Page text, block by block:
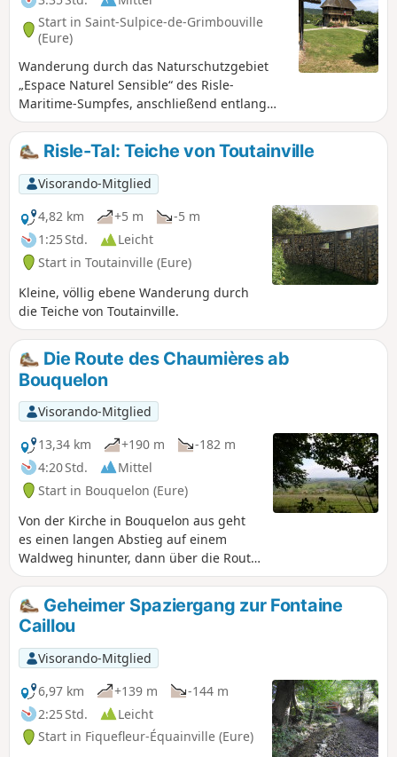
Start in Saint-Sulpice-de-Grimbouville
(Eure)
Wanderung durch das Naturschutzgebiet
„Espace Naturel Sensible“ des Risle-
Maritime-Sumpfes, anschließend entlang
der Risle und der Teiche von Pont-Audemer,
um schließlich im Bois d’Aubigny, wo sich
majestätische Buchen verbergen, ein wenig
Höhenunterschied zu überwinden.
Vogelbeobachter können hier eine Vielzahl
von Vögeln beobachten und vor allem hören,
vom kleinen Sperlingsvogel bis zum
majestätischen Storch. Die Aubrac-Rinder
mit ihren überdimensionalen Hörnern
weiden das ganze Jahr über friedlich im
Sumpfgebiet; man kann sie aus der Ferne
erspähen. Vom Tourismusbüro Honfleur
Terre d’Estuaire vorgeschlagene Wanderung
https://www.ot-honfleur.fr/
Risle-Tal: Teiche von Toutainville
Visorando-Mitglied
4,82 km
+5 m
-5 m
1:25 Std.
Leicht
Start in Toutainville (Eure)
Kleine, völlig ebene Wanderung durch
die Teiche von Toutainville.
Die Route des Chaumières ab
Bouquelon
Visorando-Mitglied
13,34 km
+190 m
-182 m
4:20 Std.
Mittel
Start in Bouquelon (Eure)
Von der Kirche in Bouquelon aus geht
es einen langen Abstieg auf einem
Waldweg hinunter, dann über die Route
des Chaumières entlang des Marais
Vernier, um schließlich über den Bois du
Plessis zurückzukehren.
Geheimer Spaziergang zur Fontaine
Caillou
Visorando-Mitglied
6,97 km
+139 m
-144 m
2:25 Std.
Leicht
Start in Fiquefleur-Équainville (Eure)